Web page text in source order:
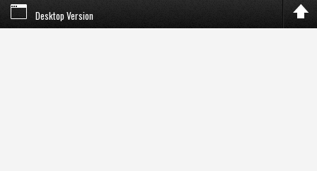
Desktop Version